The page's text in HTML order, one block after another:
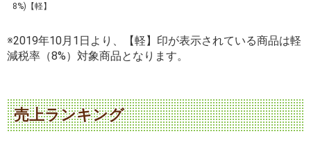
8%)【軽】
※2019年10月1日より、【軽】印が表示されている商品は軽
減税率（8%）対象商品となります。
売上ランキング